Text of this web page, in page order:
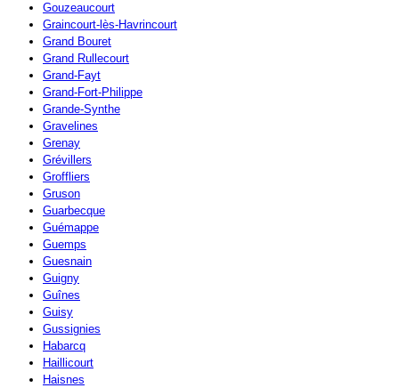
Gouzeaucourt
Graincourt-lès-Havrincourt
Grand Bouret
Grand Rullecourt
Grand-Fayt
Grand-Fort-Philippe
Grande-Synthe
Gravelines
Grenay
Grévillers
Groffliers
Gruson
Guarbecque
Guémappe
Guemps
Guesnain
Guigny
Guînes
Guisy
Gussignies
Habarcq
Haillicourt
Haisnes